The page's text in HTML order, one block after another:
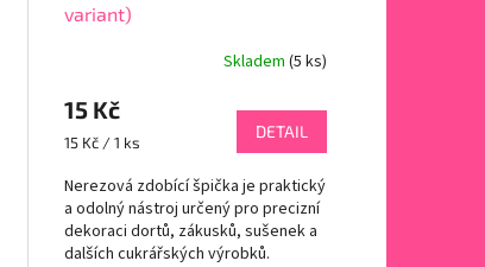
variant)
Skladem (5 ks)
15 Kč
Měrná
15 Kč / 1 ks
DETAIL
Nerezová zdobící špička je praktický
a odolný nástroj určený pro precizní
dekoraci dortů, zákusků, sušenek a
dalších cukrářských výrobků.